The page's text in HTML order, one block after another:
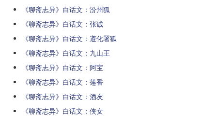
《聊斋志异》白话文：汾州狐
《聊斋志异》白话文：张诚
《聊斋志异》白话文：遵化署狐
《聊斋志异》白话文：九山王
《聊斋志异》白话文：阿宝
《聊斋志异》白话文：莲香
《聊斋志异》白话文：酒友
《聊斋志异》白话文：侠女